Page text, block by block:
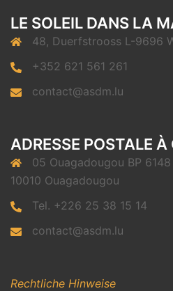
LE SOLEIL DANS LA
48, Duerfstrooss L-9696
+352 621 561 261
contact@asdm.lu
ADRESSE POSTALE
05 Ouagadougou BP
10010 Ouagadougou
Tel. +226 25 38 15 14
contact@asdm.lu
Rechtliche Hinweise